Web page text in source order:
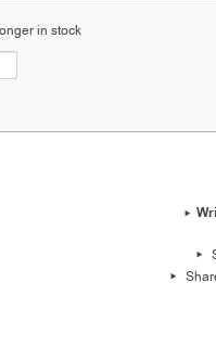
in stock